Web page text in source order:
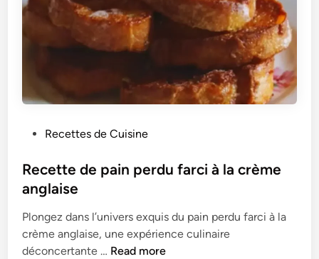
s
t
d
i
n
Recettes de Cuisine
Recette de pain perdu farci à la crème
anglaise
Plongez dans l’univers exquis du pain perdu farci à la
crème anglaise, une expérience culinaire
déconcertante … R
Read more